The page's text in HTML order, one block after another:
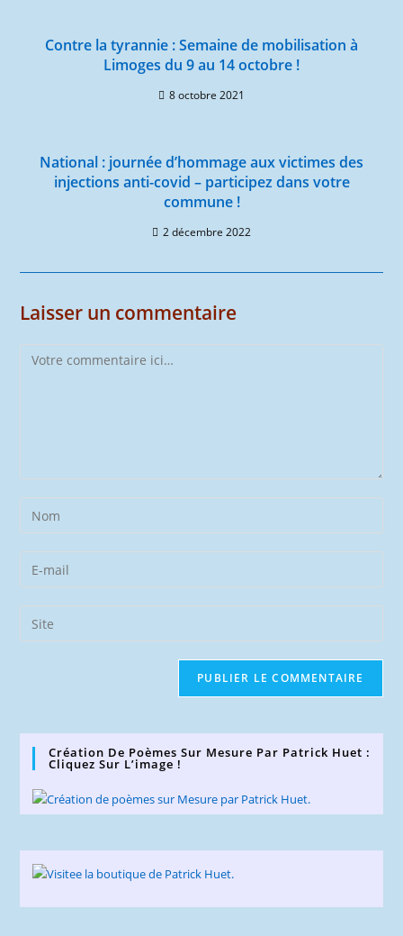
Contre la tyrannie : Semaine de mobilisation à
Limoges du 9 au 14 octobre !
8 octobre 2021
National : journée d’hommage aux victimes des
injections anti-covid – participez dans votre
commune !
2 décembre 2022
Laisser un commentaire
Comment
Enter
your
name
comment
Enter
your
email
address
Saisir
l’URL
Création De Poèmes Sur Mesure Par Patrick Huet :
Cliquez Sur L’image !